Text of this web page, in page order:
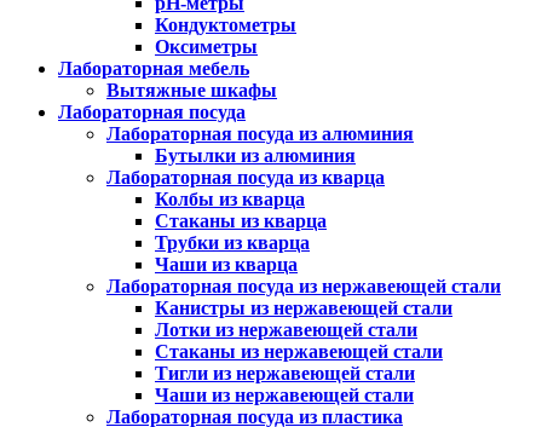
Кондуктометры
Оксиметры
Лабораторная мебель
Вытяжные шкафы
Лабораторная посуда
Лабораторная посуда из алюминия
Бутылки из алюминия
Лабораторная посуда из кварца
Колбы из кварца
Стаканы из кварца
Трубки из кварца
Чаши из кварца
Лабораторная посуда из нержавеющей стали
Канистры из нержавеющей стали
Лотки из нержавеющей стали
Стаканы из нержавеющей стали
Тигли из нержавеющей стали
Чаши из нержавеющей стали
Лабораторная посуда из пластика